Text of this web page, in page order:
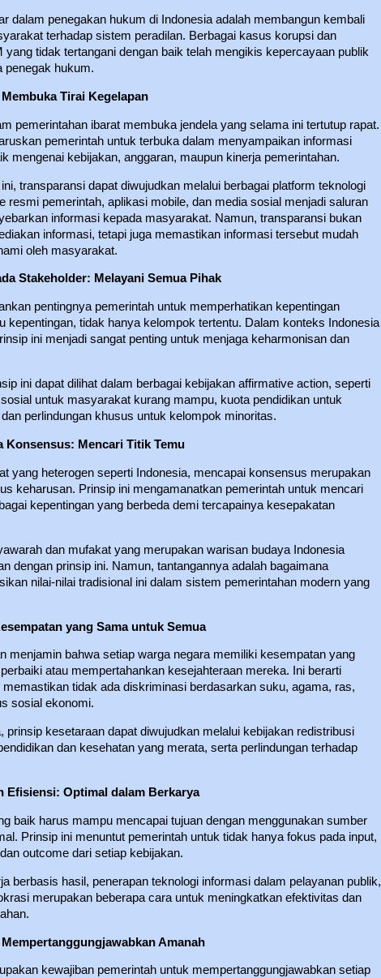
dalam penegakan hukum di Indonesia adalah membangun kembali
terhadap sistem peradilan. Berbagai kasus korupsi dan
yang tidak tertangani dengan baik telah mengikis kepercayaan publik
penegak hukum.
Tirai Kegelapan
pemerintahan ibarat membuka jendela yang selama ini tertutup rapat.
pemerintah untuk terbuka dalam menyampaikan informasi
mengenai kebijakan, anggaran, maupun kinerja pemerintahan.
transparansi dapat diwujudkan melalui berbagai platform teknologi
resmi pemerintah, aplikasi mobile, dan media sosial menjadi saluran
informasi kepada masyarakat. Namun, transparansi bukan
informasi, tetapi juga memastikan informasi tersebut mudah
oleh masyarakat.
Stakeholder: Melayani Semua Pihak
pentingnya pemerintah untuk memperhatikan kepentingan
kepentingan, tidak hanya kelompok tertentu. Dalam konteks Indonesia
ini menjadi sangat penting untuk menjaga keharmonisan dan
ini dapat dilihat dalam berbagai kebijakan affirmative action, seperti
untuk masyarakat kurang mampu, kuota pendidikan untuk
perlindungan khusus untuk kelompok minoritas.
Konsensus: Mencari Titik Temu
yang heterogen seperti Indonesia, mencapai konsensus merupakan
keharusan. Prinsip ini mengamanatkan pemerintah untuk mencari
kepentingan yang berbeda demi tercapainya kesepakatan
dan mufakat yang merupakan warisan budaya Indonesia
dengan prinsip ini. Namun, tantangannya adalah bagaimana
nilai-nilai tradisional ini dalam sistem pemerintahan modern yang
yang Sama untuk Semua
menjamin bahwa setiap warga negara memiliki kesempatan yang
atau mempertahankan kesejahteraan mereka. Ini berarti
memastikan tidak ada diskriminasi berdasarkan suku, agama, ras,
sosial ekonomi.
prinsip kesetaraan dapat diwujudkan melalui kebijakan redistribusi
dan kesehatan yang merata, serta perlindungan terhadap
Efisiensi: Optimal dalam Berkarya
baik harus mampu mencapai tujuan dengan menggunakan sumber
Prinsip ini menuntut pemerintah untuk tidak hanya fokus pada input,
outcome dari setiap kebijakan.
berbasis hasil, penerapan teknologi informasi dalam pelayanan publik,
merupakan beberapa cara untuk meningkatkan efektivitas dan
Amanah
kewajiban pemerintah untuk mempertanggungjawabkan setiap